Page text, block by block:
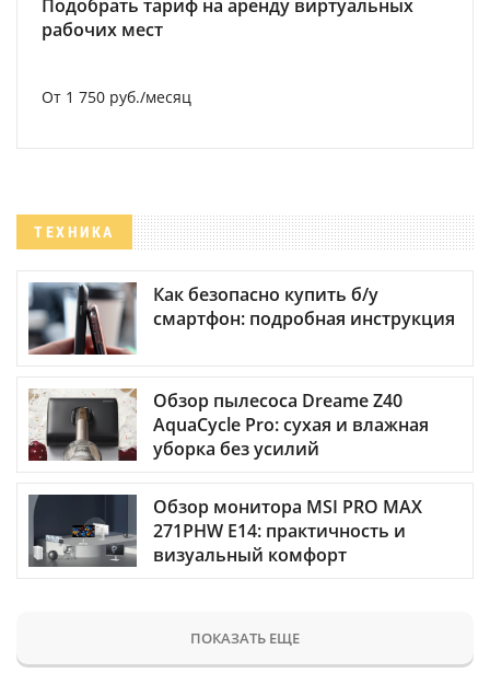
Подобрать тариф на аренду виртуальных
рабочих мест
От 1 750 руб./месяц
ТЕХНИКА
Как безопасно купить б/у
смартфон: подробная инструкция
Обзор пылесоса Dreame Z40
AquaCycle Pro: сухая и влажная
уборка без усилий
Обзор монитора MSI PRO MAX
271PHW E14: практичность и
визуальный комфорт
ПОКАЗАТЬ ЕЩЕ